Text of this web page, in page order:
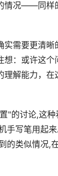
情况——同样
需要更清
：或许这
解能力，
"的讨论,这
手写笔用起
的类似情况,